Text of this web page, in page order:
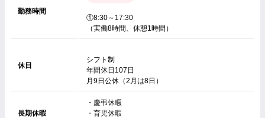
勤務時間
①8:30～17:30
（実働8時間、休憩1時間）
休日
シフト制
年間休日107日
月9日公休（2月は8日）
長期休暇
・慶弔休暇
・育児休暇